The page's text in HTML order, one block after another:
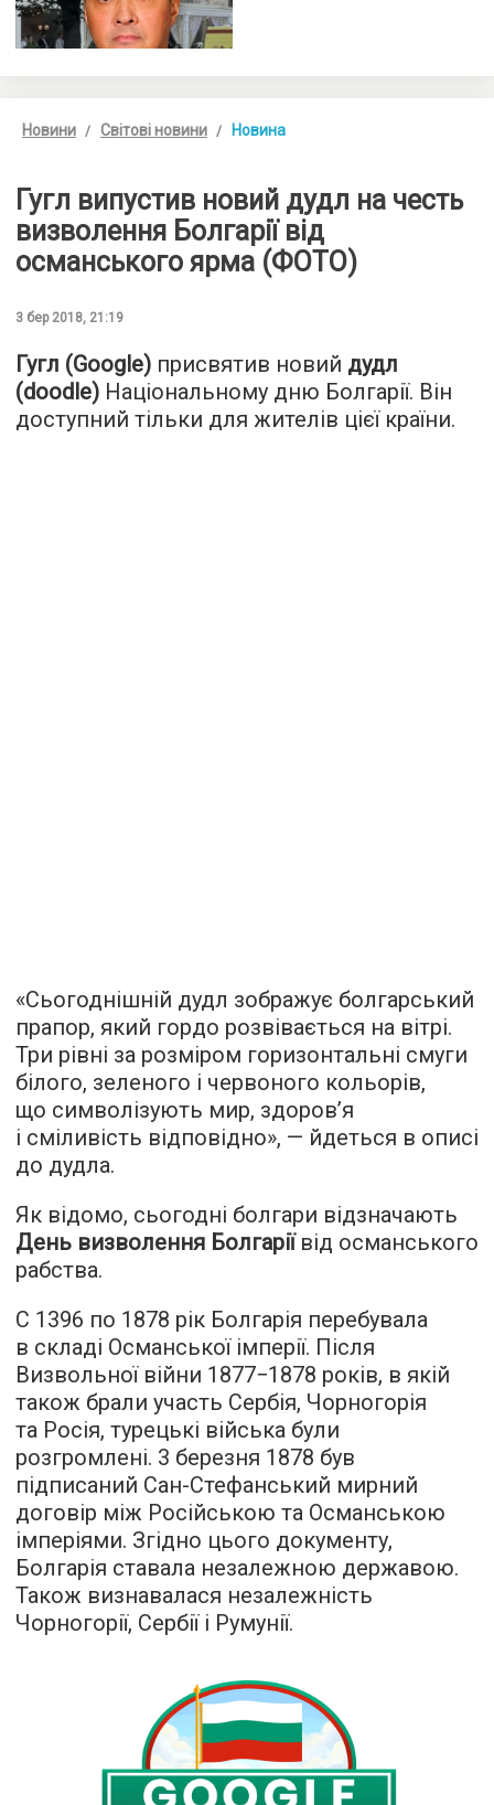
Новини Світові новини Новина
Гугл випустив новий дудл на честь
визволення Болгарії від
османського ярма (ФОТО)
3 бер 2018, 21:19
Гугл (Google) присвятив новий дудл
(doodle) Національному дню Болгарії. Він
доступний тільки для жителів цієї країни.
«Сьогоднішній дудл зображує болгарський
прапор, який гордо розвівається на вітрі.
Три рівні за розміром горизонтальні смуги
білого, зеленого і червоного кольорів,
що символізують мир, здоров’я
і сміливість відповідно», — йдеться в описі
до дудла.
Як відомо, сьогодні болгари відзначають
День визволення Болгаріївід османського
рабства.
C 1396 по 1878 рік Болгарія перебувала
в складі Османської імперії. Після
Визвольної війни 1877−1878 років, в якій
також брали участь Сербія, Чорногорія
та Росія, турецькі війська були
розгромлені. 3 березня 1878 був
підписаний Сан-Стефанський мирний
договір між Російською та Османською
імперіями. Згідно цього документу,
Болгарія ставала незалежною державою.
Також визнавалася незалежність
Чорногорії, Сербії і Румунії.